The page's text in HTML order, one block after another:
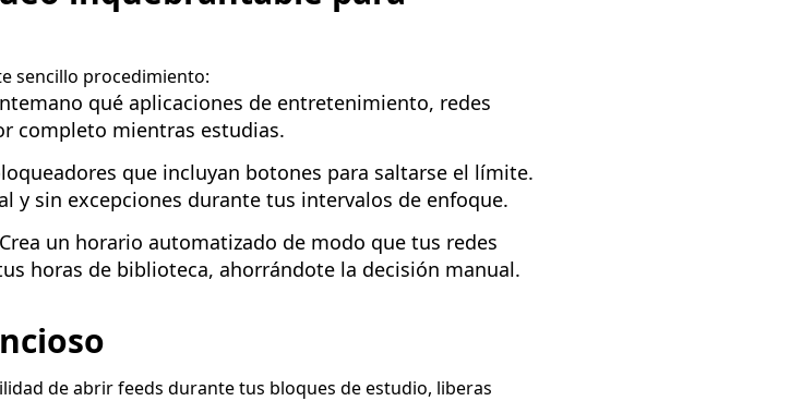
sencillo procedimiento:
qué aplicaciones de entretenimiento, redes
completo mientras estudias.
que incluyan botones para saltarse el límite.
y sin excepciones durante tus intervalos de enfoque.
Crea un horario automatizado de modo que tus redes
horas de biblioteca, ahorrándote la decisión manual.
de abrir feeds durante tus bloques de estudio, liberas